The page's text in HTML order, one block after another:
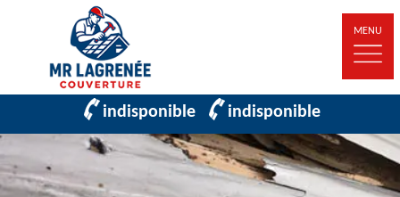
MENU
indisponible indisponible